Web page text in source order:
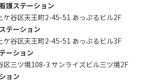
護ステーション
ケ⾕区天王町2-45-51 あっぷるビル2F
テーション
ケ⾕区天王町2-45-51 あっぷるビル3F
ーション
区三ツ境108-3 サンライズビル三ツ境2F
ョン